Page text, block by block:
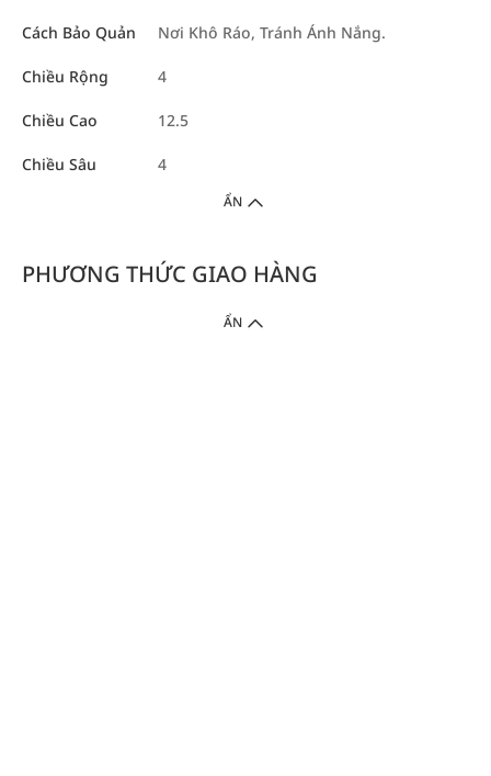
Cách Bảo Quản Nơi Khô Ráo, Tránh Ánh Nắng.
Chiều Rộng 4
Chiều Cao 12.5
Chiều Sâu 4
ẨN
PHƯƠNG THỨC GIAO HÀNG
ẨN